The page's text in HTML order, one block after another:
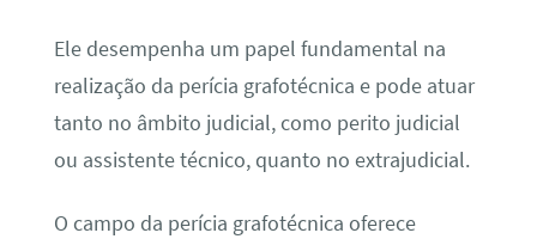
Ele desempenha um papel fundamental na
realização da perícia grafotécnica e pode atuar
tanto no âmbito judicial, como perito judicial
ou assistente técnico, quanto no extrajudicial.
O campo da perícia grafotécnica oferece